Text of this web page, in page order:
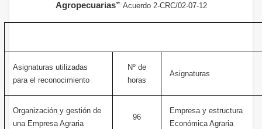
Agropecuarias” Acuerdo 2-CRC/02-07-12
Asignaturas utilizadas
para el reconocimiento
Nº de
horas
Asignaturas
Organización y gestión de
una Empresa Agraria
96
Empresa y estructura
Económica Agraria